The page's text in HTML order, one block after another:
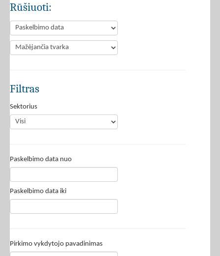
Rūšiuoti:
Filtras
Sektorius
Paskelbimo data nuo
Paskelbimo data iki
Pirkimo vykdytojo pavadinimas